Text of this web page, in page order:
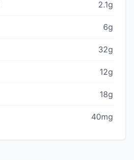
2.1g
6g
32g
12g
18g
40mg